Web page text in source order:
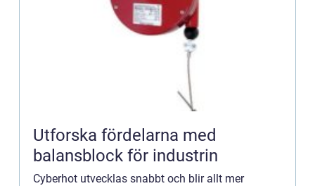
Utforska fördelarna med
balansblock för industrin
Cyberhot utvecklas snabbt och blir allt mer